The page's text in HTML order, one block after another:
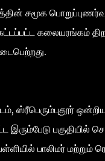
சமூக
கலையரங்கம்
ஸ்ரீபெரும்புதூர்
இரும்பேடு பகுதியில்
பாலிமர் மற்றும்